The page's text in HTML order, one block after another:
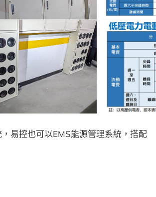
易控也可以EMS能源管理系統，搭配